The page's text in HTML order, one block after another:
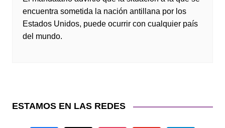
encuentra sometida la nación antillana por los
Estados Unidos, puede ocurrir con cualquier país
del mundo.
ESTAMOS EN LAS REDES